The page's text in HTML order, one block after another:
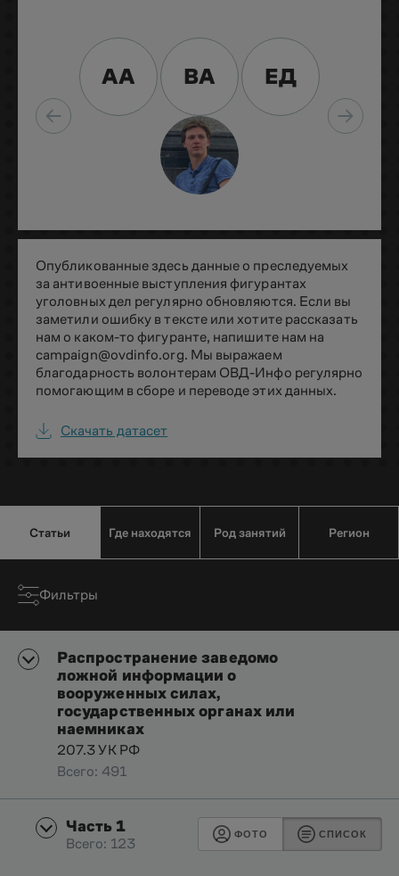
АА ВА ЕД
Опубликованные здесь данные о преследуемых
за антивоенные выступления фигурантах
уголовных дел регулярно обновляются. Если вы
заметили ошибку в тексте или хотите рассказать
нам о каком-то фигуранте, напишите нам на
campaign@ovdinfo.org. Мы выражаем
благодарность волонтерам ОВД-Инфо регулярно
помогающим в сборе и переводе этих данных.
Скачать датасет
Статьи Где находятся Род занятий Регион
Фильтры
Распространение заведомо
ложной информации о
вооруженных силах,
государственных органах или
наемниках
207.3 УК РФ
Всего: 491
Часть 1
Всего: 123
ФОТО СПИСОК